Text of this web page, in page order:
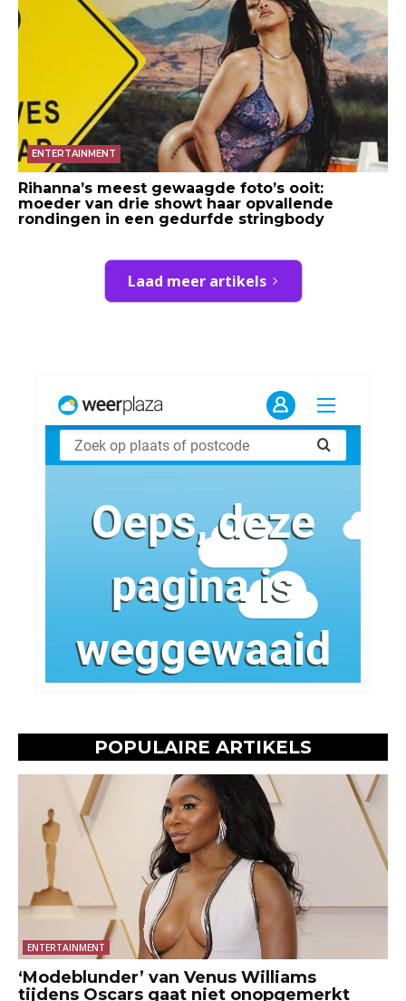
ENTERTAINMENT
Rihanna’s meest gewaagde foto’s ooit:
moeder van drie showt haar opvallende
rondingen in een gedurfde stringbody
Laad meer artikels
POPULAIRE ARTIKELS
ENTERTAINMENT
‘Modeblunder’ van Venus Williams
tijdens Oscars gaat niet onopgemerkt